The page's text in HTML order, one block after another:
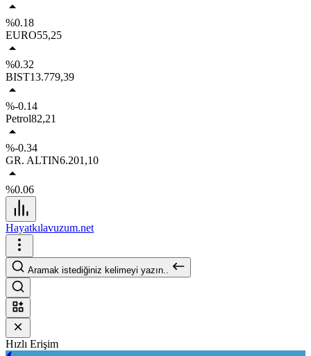
%0.18
EURO55,25
%0.32
BIST13.779,39
%-0.14
Petrol82,21
%-0.34
GR. ALTIN6.201,10
%0.06
Hayatkılavuzum.net
Aramak istediğiniz kelimeyi yazın..
Hızlı Erişim